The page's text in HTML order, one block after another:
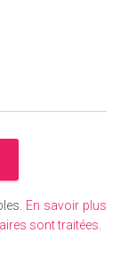
En savoir plus
sont traitées